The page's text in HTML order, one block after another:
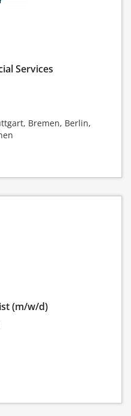
Services
Bremen, Berlin,
(m/w/d)